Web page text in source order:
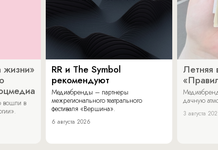
жизни»
вошли в
RR и The Symbol
рекомендуют
Медиабренды – партнеры
межрегионального театрального
фестиваля «Вершина».
6 августа 2026
Летняя
дачную
3 августа